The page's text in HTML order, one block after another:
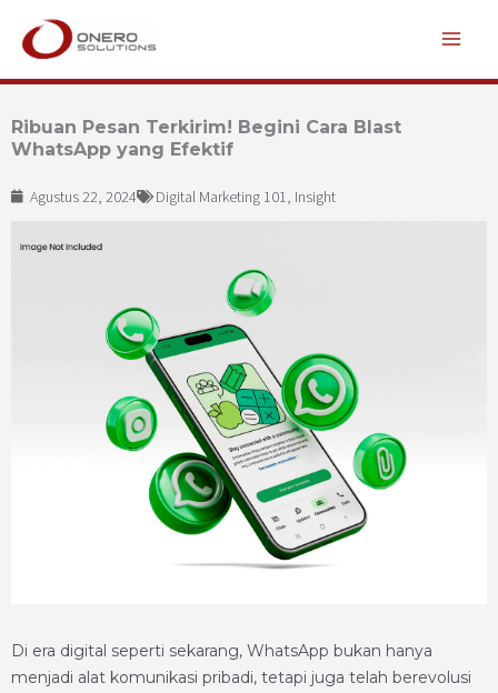
Lewati
Ribuan Pesan Terkirim! Begini Cara Blast
WhatsApp yang Efektif
Agustus 22, 2024 Digital Marketing 101, Insight
Di era digital seperti sekarang, WhatsApp bukan hanya
menjadi alat komunikasi pribadi, tetapi juga telah berevolusi